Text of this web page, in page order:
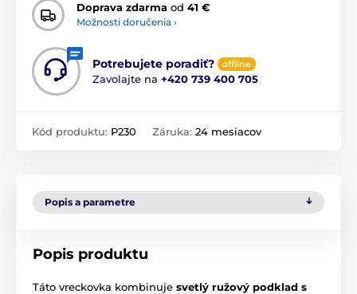
Doprava zdarma od 41 €
Možnosti doručenia ›
Potrebujete poradiť? offline
Zavolajte na +420 739 400 705
Kód produktu: P230 Záruka: 24 mesiacov
Popis a parametre
Popis produktu
Táto vreckovka kombinuje svetlý ružový podklad s